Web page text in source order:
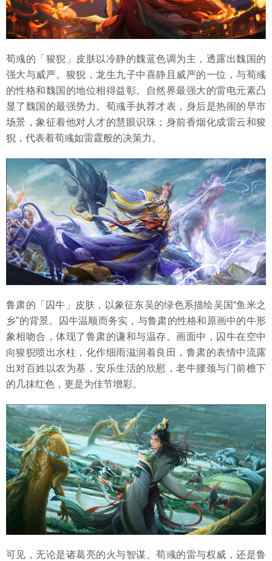
荀彧的「狻猊」皮肤以冷静的魏蓝色调为主，透露出魏国的
强大与威严。狻猊，龙生九子中喜静且威严的一位，与荀彧
的性格和魏国的地位相得益彰。自然界最强大的雷电元素凸
显了魏国的最强势力。荀彧手执荐才表，身后是热闹的早市
场景，象征着他对人才的慧眼识珠；身前香烟化成雷云和狻
猊，代表着荀彧如雷霆般的决策力。
鲁肃的「囚牛」皮肤，以象征东吴的绿色系描绘吴国“鱼米之
乡”的背景。囚牛温顺而务实，与鲁肃的性格和原画中的牛形
象相吻合，体现了鲁肃的谦和与温存。画面中，囚牛在空中
向狻猊喷出水柱，化作细雨滋润着良田，鲁肃的表情中流露
出对百姓以农为基，安乐生活的欣慰，老牛腰颈与门前檐下
的几抹红色，更是为佳节增彩。
可见，无论是诸葛亮的火与智谋、荀彧的雷与权威，还是鲁